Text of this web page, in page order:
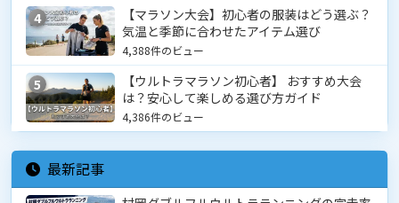
4
【マラソン大会】初心者の服装はどう選ぶ？
気温と季節に合わせたアイテム選び
4,388件のビュー
5
【ウルトラマラソン初心者】 おすすめ大会
は？安心して楽しめる選び方ガイド
4,386件のビュー
最新記事